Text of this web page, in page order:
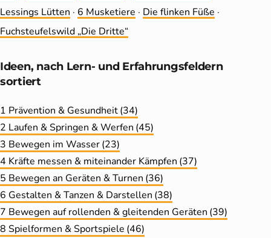
Lessings Lütten · 6 Musketiere · Die flinken Füße ·
Fuchsteufelswild „Die Dritte“
Ideen, nach Lern- und Erfahrungs­feldern
sortiert
1 Prävention & Gesundheit(34)
2 Laufen & Springen & Werfen (45)
3 Bewegen im Wasser(23)
4 Kräfte messen & miteinander Kämpfen (37)
5 Bewegen an Geräten & Turnen (36)
6 Gestalten & Tanzen & Darstellen (38)
7 Bewegen auf rollenden & gleitenden Geräten (39)
8 Spielformen & Sportspiele (46)